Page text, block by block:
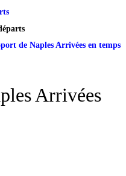
de Naples Arrivées en temps
Arrivées